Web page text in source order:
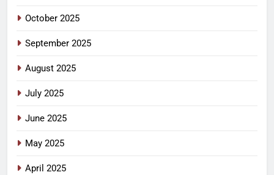
October 2025
September 2025
August 2025
July 2025
June 2025
May 2025
April 2025